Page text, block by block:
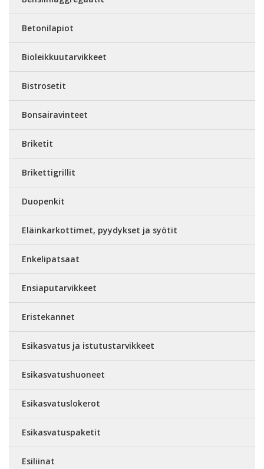
Betonilapiot
Bioleikkuutarvikkeet
Bistrosetit
Bonsairavinteet
Briketit
Brikettigrillit
Duopenkit
Eläinkarkottimet, pyydykset ja syötit
Enkelipatsaat
Ensiaputarvikkeet
Eristekannet
Esikasvatus ja istutustarvikkeet
Esikasvatushuoneet
Esikasvatuslokerot
Esikasvatuspaketit
Esiliinat